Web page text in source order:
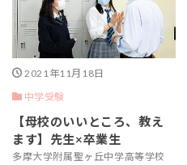
2021年11月18日
中学受験
【母校のいいところ、教え
ます】先生×卒業生
多摩大学附属聖ヶ丘中学高等学校